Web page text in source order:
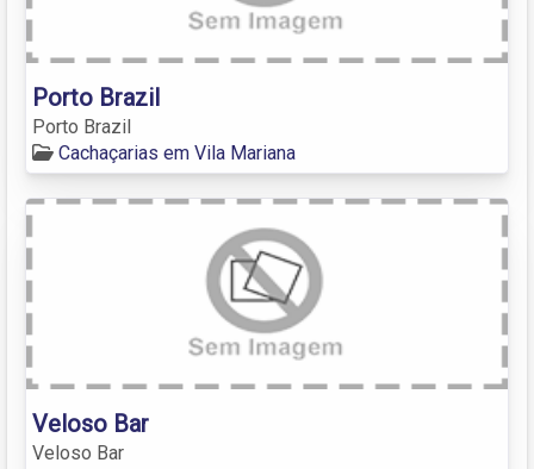
Porto Brazil
Porto Brazil
Cachaçarias em Vila Mariana
Veloso Bar
Veloso Bar